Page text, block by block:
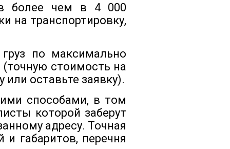
Статьи
Новости
Документы
Контакты
более чем в 4 000
на транспортировку,
по максимально
стоимость на
или оставьте заявку).
способами, в том
которой заберут
адресу. Точная
и габаритов, перечня